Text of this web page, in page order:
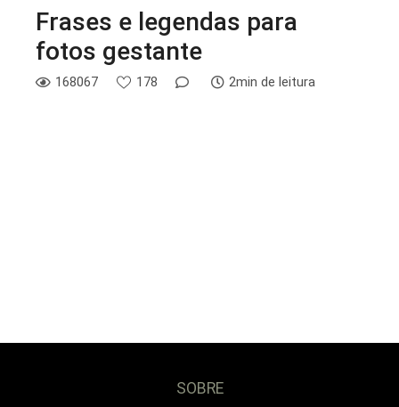
Frases e legendas para
fotos gestante
168067 178 2min de leitura
SOBRE